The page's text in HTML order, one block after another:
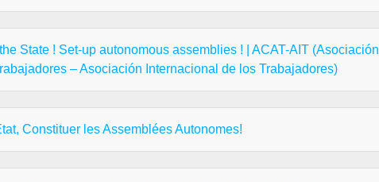
State ! Set-up autonomous assemblies ! | ACAT-AIT (Asociación
– Asociación Internacional de los Trabajadores)
Constituer les Assemblées Autonomes!